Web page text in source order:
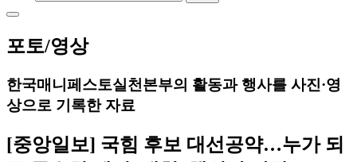
포토/영상
한국매니페스토실천본부의 활동과 행사를 사진·영
상으로 기록한 자료
[중앙일보] 국힘 후보 대선공약…누가 되